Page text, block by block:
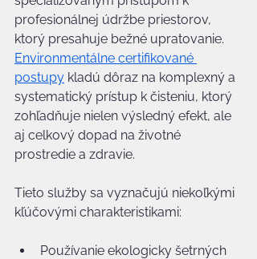
profesionálnej údržbe priestorov,
ktorý presahuje bežné upratovanie.
Environmentálne certifikované
postupy kladú dôraz na komplexný a
systematický prístup k čisteniu, ktorý
zohľadňuje nielen výsledný efekt, ale
aj celkový dopad na životné
prostredie a zdravie.
Tieto služby sa vyznačujú niekoľkými
kľúčovými charakteristikami:
Používanie ekologicky šetrných